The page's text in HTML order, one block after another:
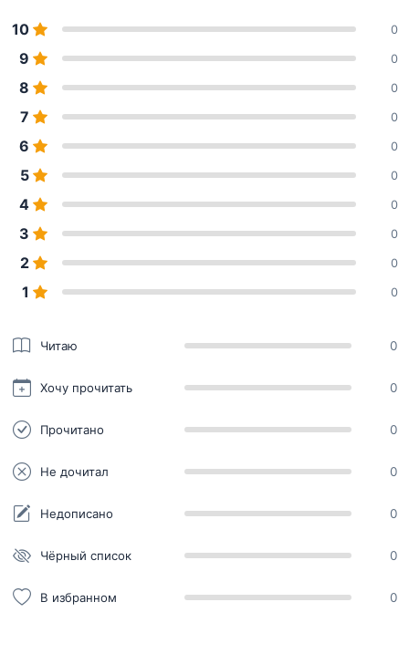
10 0
9 0
8 0
7 0
6 0
5 0
4 0
3 0
2 0
1 0
Читаю 0
Хочу прочитать 0
Прочитано 0
Не дочитал 0
Недописано 0
Чёрный список 0
В избранном 0